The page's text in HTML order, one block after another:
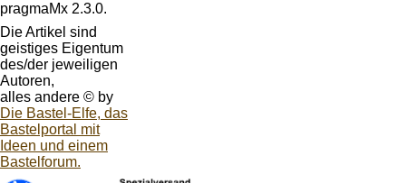
pragmaMx 2.3.0.
Die Artikel sind
geistiges Eigentum
des/der jeweiligen
Autoren,
alles andere © by
Die Bastel-Elfe, das
Bastelportal mit
Ideen und einem
Bastelforum.